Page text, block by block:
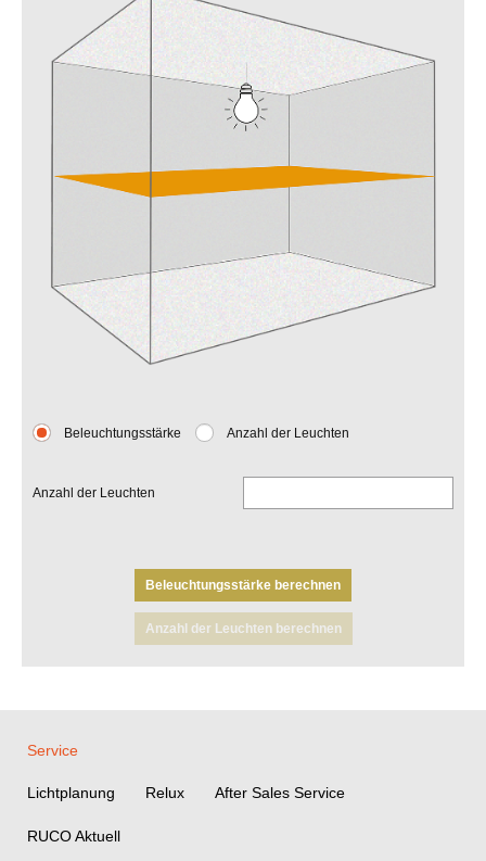
Beleuchtungsstärke Anzahl der Leuchten
Anzahl der Leuchten
Beleuchtungsstärke berechnen
Anzahl der Leuchten berechnen
Service
Lichtplanung Relux After Sales Service
RUCO Aktuell